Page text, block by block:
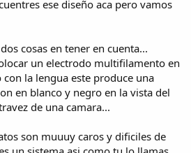
ese diseño aca pero vamos
cosas en tener en cuenta...
un electrodo multifilamento en
con la lengua este produce una
en blanco y negro en la vista del
de una camara...
son muuuy caros y dificiles de